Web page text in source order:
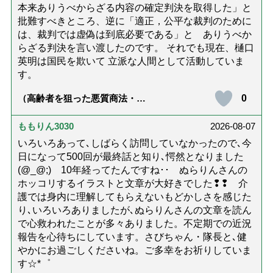
本来ありうべからざる内容の確定判決を取得した」と
批難すべきところ、逆に「適正，公平な裁判のために
は、裁判では虚偽は到底必要である」と ありうべか
らざる判決を言い渡したのです。 それでも現在、樋口
英明は国民を欺いて 立派な人間として活動していま
す。
（高齢者を狙った悪質商法・訪
ないための4つの対策「騙されや
すい人の特徴は？」【社会福祉
0
ももりん3030
2026-08-07
いろいろあって､しばらく訪問していなかったので､今
日になって500回が最終話と知り､愕然となりました
(@_@;) 10年経ってたんですね･･ ぬらりんさんの
ホッコリするイラストと文章が大好きでした❢❢ 介
護では身内に理解してもらえないもどかしさを感じた
り､いろいろありましたが､ぬらりんさんの文章を読ん
で心救われたことが多々ありました。不定期での近況
報告を心待ちにしています。さびちゃん・隊長と､健
やかにお過ごしくださいね。ご多幸をお祈りしていま
す☆*゜